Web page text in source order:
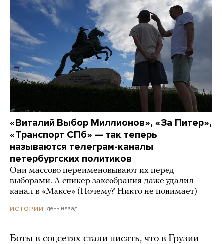
«Виталий Выбор Миллионов», «За Питер»,
«Транспорт СПб» — так теперь
называются телеграм-каналы
петербургских политиков
Они массово переименовывают их перед
выборами. А спикер заксобрания даже удалил
канал в «Максе» (Почему? Никто не понимает)
ИСТОРИИ день назад
Боты в соцсетях стали писать, что в Грузии